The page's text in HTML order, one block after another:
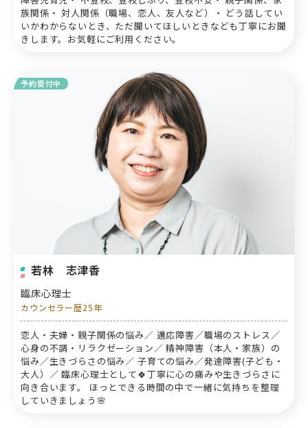
族関係・ 対人関係（職場、恋人、友人など）・ どう話してい
いかわからないとき、ただ聞いてほしいときなども丁寧にお聞
きします。お気軽にご利用ください。
予約受付中
若林 志津香
臨床心理士
カウンセラー歴25年
恋人・夫婦・親子関係の悩み／ 適応障害／職場のストレス／
心身の不調・リラクゼーション／ 精神障害（本人・家族）の
悩み／生きづらさの悩み／ 子育ての悩み／発達障害(子ども・
大人）／ 臨床心理士として🍀丁寧に心の痛みや生きづらさに
向き合います。 ほっとできる時間の中で一緒に気持ちを整理
していきましょう🌸